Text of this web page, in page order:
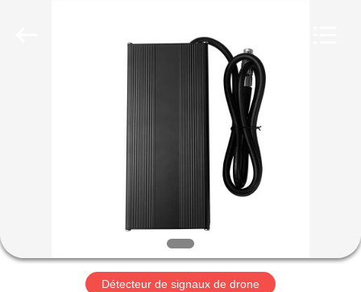
DE
NOUS
Détecteur de signaux de drone